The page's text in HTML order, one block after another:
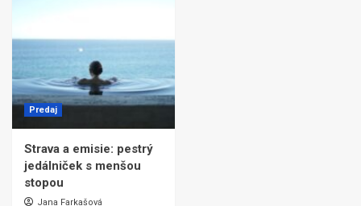
Predaj
Strava a emisie: pestrý
jedálniček s menšou
stopou
Jana Farkašová